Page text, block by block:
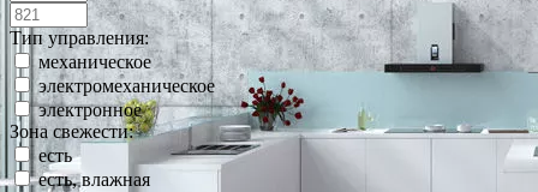
Тип управления:
механическое
электромеханическое
электронное
Зона свежести:
есть
есть, влажная